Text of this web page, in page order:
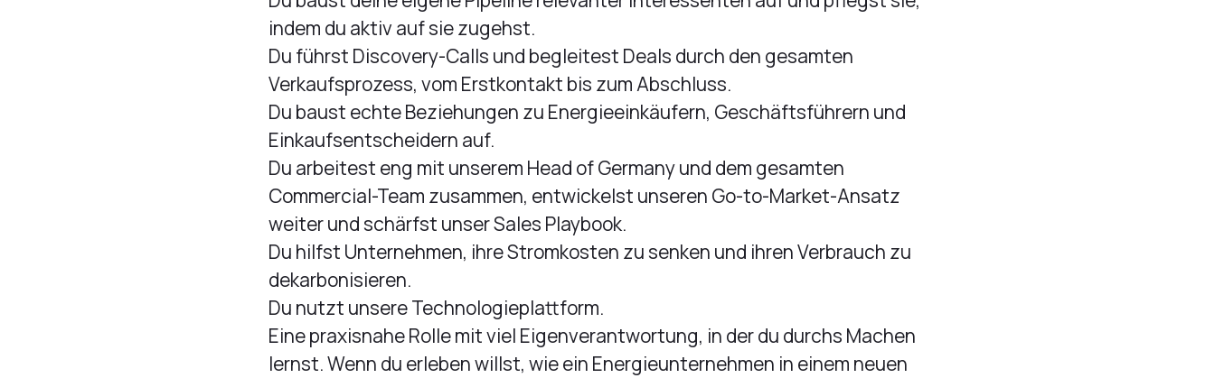
indem du aktiv auf sie zugehst.
Du führst Discovery-Calls und begleitest Deals durch den gesamten
Verkaufsprozess, vom Erstkontakt bis zum Abschluss.
Du baust echte Beziehungen zu Energieeinkäufern, Geschäftsführern und
Einkaufsentscheidern auf.
Du arbeitest eng mit unserem Head of Germany und dem gesamten
Commercial-Team zusammen, entwickelst unseren Go-to-Market-Ansatz
weiter und schärfst unser Sales Playbook.
Du hilfst Unternehmen, ihre Stromkosten zu senken und ihren Verbrauch zu
dekarbonisieren.
Du nutzt unsere Technologieplattform.
Eine praxisnahe Rolle mit viel Eigenverantwortung, in der du durchs Machen
lernst. Wenn du erleben willst, wie ein Energieunternehmen in einem neuen